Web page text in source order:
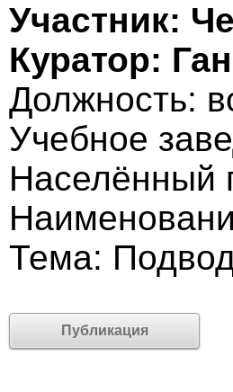
Участник:
Куратор:
Должность:
Учебное
Населённый
Тема:
Публикация